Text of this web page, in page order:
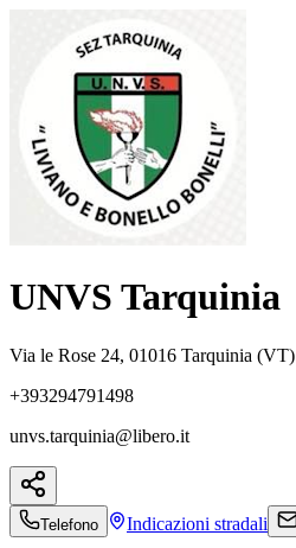
UNVS Tarquinia
Via le Rose 24, 01016 Tarquinia (VT)
+393294791498
unvs.tarquinia@libero.it
Telefono Indicazioni stradali